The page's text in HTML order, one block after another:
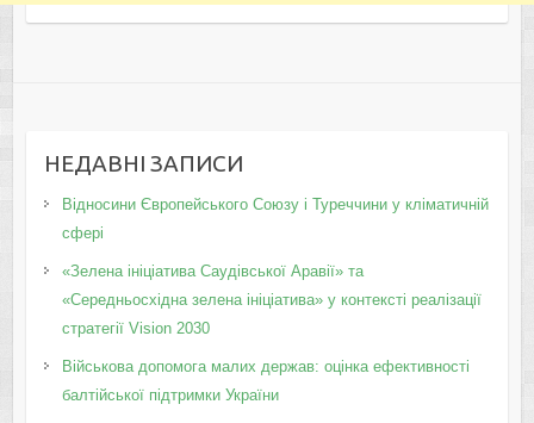
НЕДАВНІ ЗАПИСИ
Відносини Європейського Союзу і Туреччини у кліматичній
сфері
«Зелена ініціатива Саудівської Аравії» та
«Середньосхідна зелена ініціатива» у контексті реалізації
стратегії Vision 2030
Військова допомога малих держав: оцінка ефективності
балтійської підтримки України